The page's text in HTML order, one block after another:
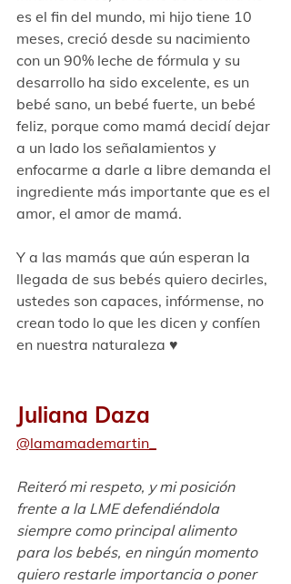
es el fin del mundo, mi hijo tiene 10
meses, creció desde su nacimiento
con un 90% leche de fórmula y su
desarrollo ha sido excelente, es un
bebé sano, un bebé fuerte, un bebé
feliz, porque como mamá decidí dejar
a un lado los señalamientos y
enfocarme a darle a libre demanda el
ingrediente más importante que es el
amor, el amor de mamá.
Y a las mamás que aún esperan la
llegada de sus bebés quiero decirles,
ustedes son capaces, infórmense, no
crean todo lo que les dicen y confíen
en nuestra naturaleza ♥️
Juliana Daza
@lamamademartin_
Reiteró mi respeto, y mi posición
frente a la LME defendiéndola
siempre como principal alimento
para los bebés, en ningún momento
quiero restarle importancia o poner